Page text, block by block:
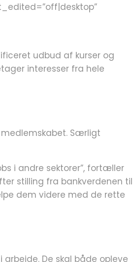
udbud af kurser og
interesser fra hele
Særligt
i andre sektorer”, fortæller
stilling fra bankverdenen til
dem videre med de rette
De skal både opleve